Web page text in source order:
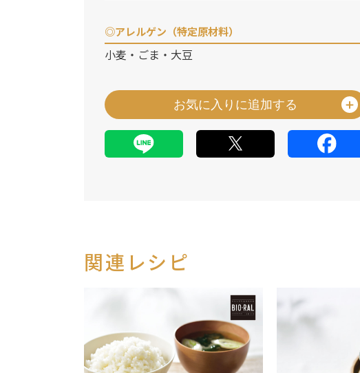
◎アレルゲン（特定原材料）
小麦・ごま・大豆
お気に入りに追加する
関連レシピ